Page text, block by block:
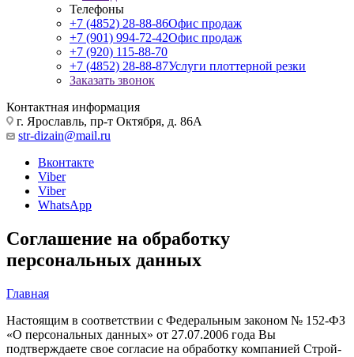
Телефоны
+7 (4852) 28-88-86Офис продаж
+7 (901) 994-72-42Офис продаж
+7 (920) 115-88-70
+7 (4852) 28-88-87Услуги плоттерной резки
Заказать звонок
Контактная информация
г. Ярославль, пр-т Октября, д. 86А
str-dizain@mail.ru
Вконтакте
Viber
Viber
WhatsApp
Соглашение на обработку
персональных данных
Главная
Настоящим в соответствии с Федеральным законом № 152-ФЗ
«О персональных данных» от 27.07.2006 года Вы
подтверждаете свое согласие на обработку компанией Строй-